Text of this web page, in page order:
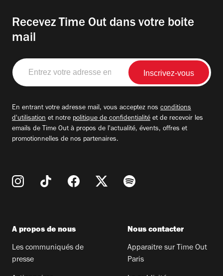
Recevez Time Out dans votre boite
mail
Entrez
votre
adresse
En entrant votre adresse mail, vous acceptez nos conditions
d'utilisation et notre politique de confidentialité et de recevoir les
emails de Time Out à propos de l'actualité, évents, offres et
promotionnelles de nos partenaires.
A propos de nous
Les communiqués de
presse
Nous contacter
Apparaitre sur Time Out
Paris